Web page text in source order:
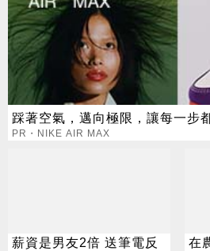
踩著空氣，邁向極限，讓每一步
PR・NIKE AIR MAX
薪資是男友2倍 送筆電反
在